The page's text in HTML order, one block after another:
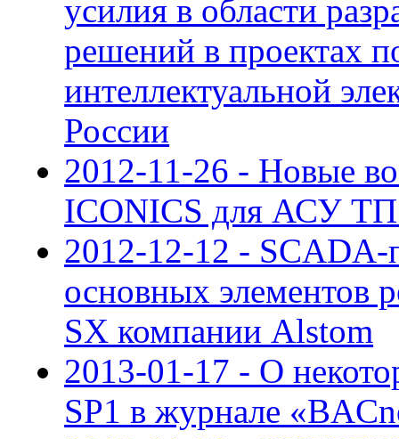
усилия в области
решений в проектах
интеллектуальной
России
2012-11-26 - Новые
ICONICS для АСУ ТП
2012-12-12 - SCADA-
основных элементов
SX компании Alstom
2013-01-17 - О
SP1 в журнале